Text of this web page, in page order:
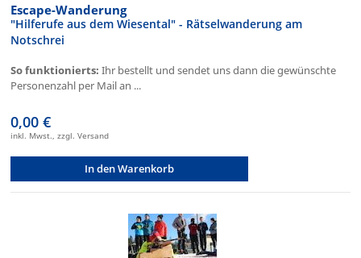
Escape-Wanderung
"Hilferufe aus dem Wiesental" - Rätselwanderung am
Notschrei
So funktionierts: Ihr bestellt und sendet uns dann die gewünschte
Personenzahl per Mail an ...
0,00 €
inkl. Mwst., zzgl. Versand
In den Warenkorb